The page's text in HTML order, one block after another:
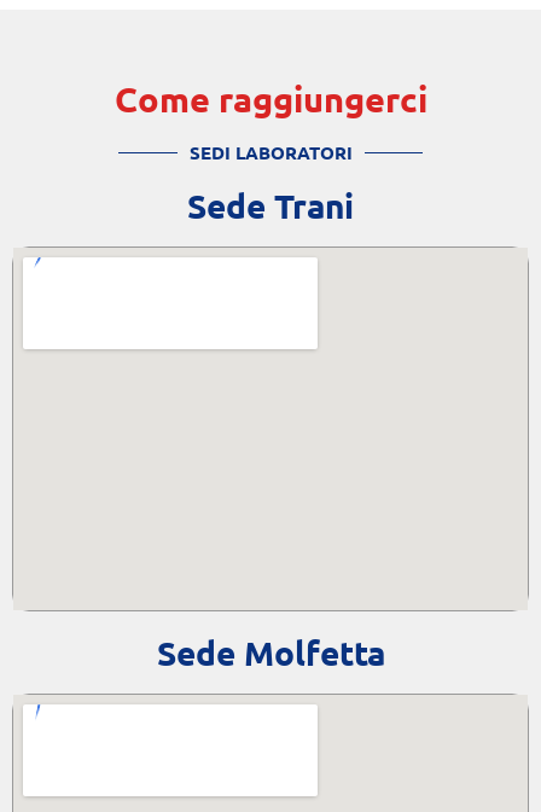
Come raggiungerci
SEDI LABORATORI
Sede Trani
Sede Molfetta